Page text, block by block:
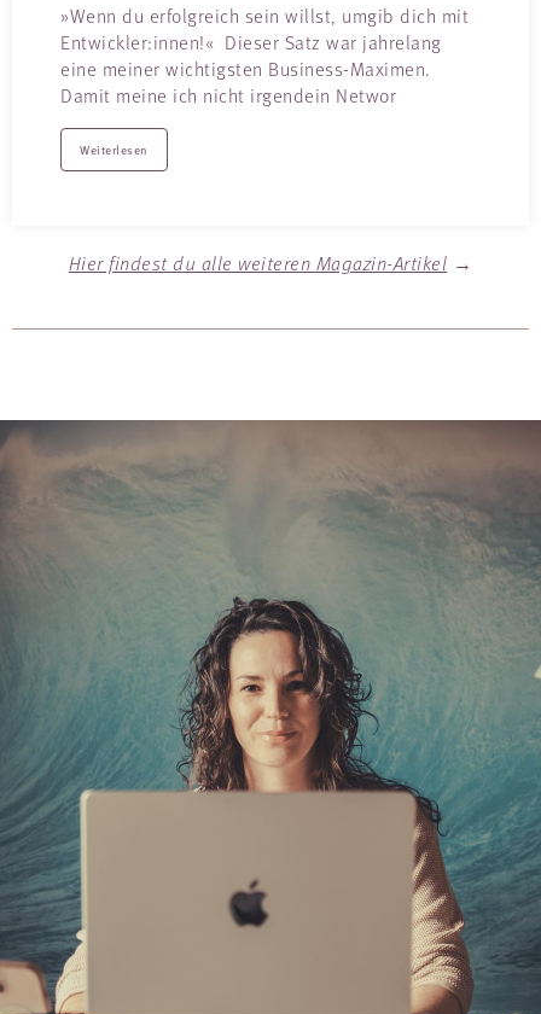
»Wenn du erfolgreich sein willst, umgib dich mit
Entwickler:innen!« Dieser Satz war jahrelang
eine meiner wichtigsten Business-Maximen.
Damit meine ich nicht irgendein Networ
Weiterlesen
Hier findest du alle weiteren Magazin-Artikel →